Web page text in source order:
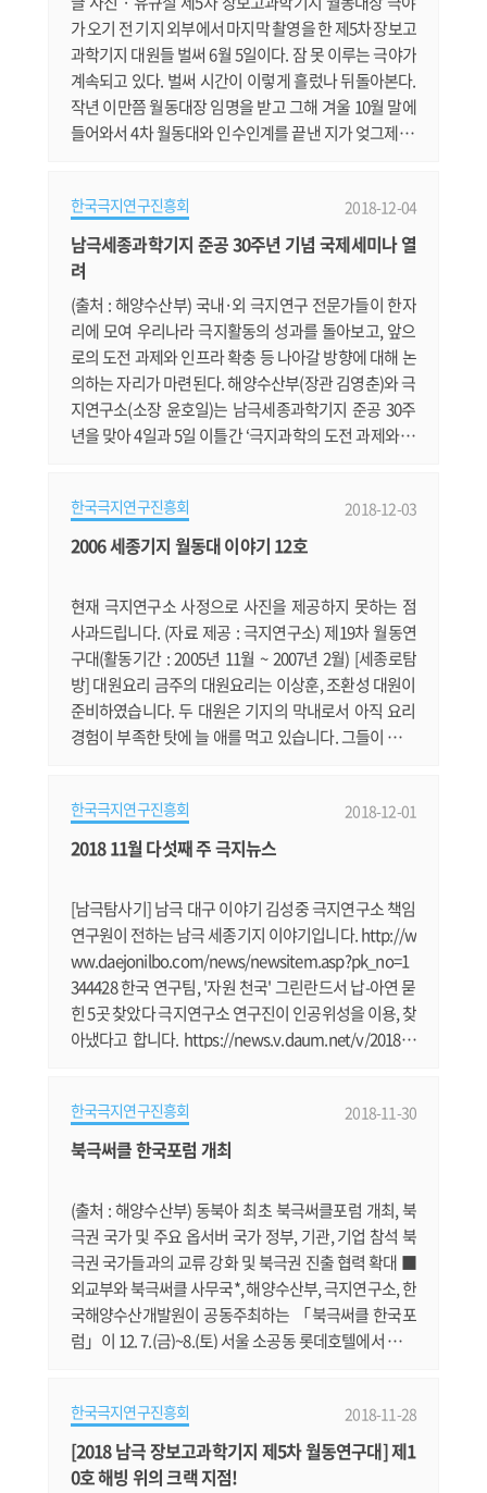
가 오기 전 기지 외부에서 마지막 촬영을 한 제5차 장보고
과학기지 대원들 벌써 6월 5일이다. 잠 못 이루는 극야가
계속되고 있다. 벌써 시간이 이렇게 흘렀나 뒤돌아본다.
작년 이만쯤 월동대장 임명을 받고 그해 겨울 10월 말에
들어와서 4차 월동대와 인수인계를 끝낸 지가 엊그제 같
업무를 시작하려니 걱정 반 근심 반으로 그저 마음이 무
겁기만 했다. 근데 그 시간이 아무 탈 없이 잘 갔으니 한편
으론 우리 월동대가 대견하기만 하다. 극지연구소 연구
한국극지연구진흥회 2018-12-04
남극세종과학기지 준공 30주년 기념 국제세미나 열
려
(출처 : 해양수산부) 국내·외 극지연구 전문가들이 한자
리에 모여 우리나라 극지활동의 성과를 돌아보고, 앞으
로의 도전 과제와 인프라 확충 등 나아갈 방향에 대해 논
의하는 자리가 마련된다. 해양수산부(장관 김영춘)와 극
지연구소(소장 윤호일)는 남극세종과학기지 준공 30주
년을 맞아 4일과 5일 이틀간 ‘극지과학의 도전 과제와 대
극지행사로, 국내·외 극지연구 전문가들이 함께 모여 극
지연구의 미래에 대해 논의하는 자리로서 큰 의미가 있
한국극지연구진흥회 2018-12-03
2006 세종기지 월동대 이야기 12호
현재 극지연구소 사정으로 사진을 제공하지 못하는 점
사과드립니다. (자료 제공 : 극지연구소) 제19차 월동연
구대(활동기간 : 2005년 11월 ~ 2007년 2월) [세종로탐
방] 대원요리 금주의 대원요리는 이상훈, 조환성 대원이
준비하였습니다. 두 대원은 기지의 막내로서 아직 요리
경험이 부족한 탓에 늘 애를 먹고 있습니다. 그들이 준비
런지 다들 부담스런 표정이었습니다. 하지만 몇몇 애주
가들은 아주 반가운 표정이었습니다. 그들이 모인 테이
한국극지연구진흥회 2018-12-01
2018 11월 다섯째 주 극지뉴스
[남극탐사기] 남극 대구 이야기 김성중 극지연구소 책임
연구원이 전하는 남극 세종기지 이야기입니다. http://w
ww.daejonilbo.com/news/newsitem.asp?pk_no=1
344428 한국 연구팀, '자원 천국' 그린란드서 납-아연 묻
힌 5곳 찾았다 극지연구소 연구진이 인공위성을 이용, 찾
아냈다고 합니다. https://news.v.daum.net/v/201811
소를 방문했습니다. http://www.sisamagazine.co.kr/
news/articleView.html?idxno=157719#09ne '북극써
한국극지연구진흥회 2018-11-30
북극써클 한국포럼 개최
(출처 : 해양수산부) 동북아 최초 북극써클포럼 개최, 북
극권 국가 및 주요 옵서버 국가 정부, 기관, 기업 참석 북
극권 국가들과의 교류 강화 및 북극권 진출 협력 확대 ■
외교부와 북극써클 사무국*, 해양수산부, 극지연구소, 한
국해양수산개발원이 공동주최하는 「북극써클 한국포
럼」이 12. 7.(금)~8.(토) 서울 소공동 롯데호텔에서 개최
드 대통령)의 개회사에 이어 강경화 외교부 장관과 반기
문 전 유엔 사무총장의 연설이 이어진다. 포럼에는 북극
권 국가 정부 관계자 및 국내외 북극 관련 기업‧연구기
한국극지연구진흥회 2018-11-28
[2018 남극 장보고과학기지 제5차 월동연구대] 제1
0호 해빙 위의 크랙 지점!